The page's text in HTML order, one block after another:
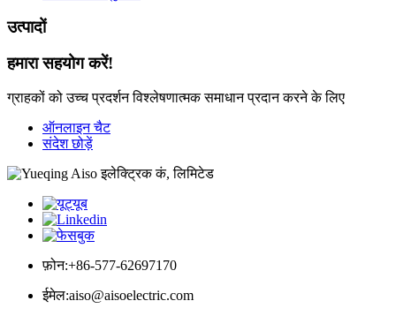
उत्पादों
हमारा सहयोग करें!
ग्राहकों को उच्च प्रदर्शन विश्लेषणात्मक समाधान प्रदान करने के लिए
ऑनलाइन चैट
संदेश छोड़ें
फ़ोन:+86-577-62697170
ईमेल:aiso@aisoelectric.com